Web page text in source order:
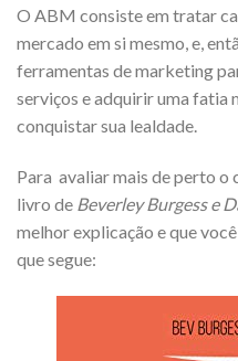
O ABM consiste em tratar
mercado em si mesmo, e,
ferramentas de marketing
serviços e adquirir uma fatia
conquistar sua lealdade.
Para avaliar mais de perto o
livro de Beverley Burgess e
melhor explicação e que
que segue: